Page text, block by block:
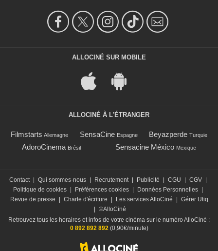
ALLOCINÉ SUR MOBILE
ALLOCINÉ À L'ÉTRANGER
Filmstarts Allemagne SensaCine Espagne Beyazperde Turquie
AdoroCinema Brésil Sensacine México Mexique
Contact Qui sommes-nous Recrutement Publicité CGU CGV
Politique de cookies
Préférences cookies Données Personnelles
Revue de presse
Charte d'écriture Les services AlloCiné
Gérer Utiq
©AlloCiné
Retrouvez tous les horaires et infos de votre cinéma sur le numéro AlloCiné :
0 892 892 892(0,90€/minute)